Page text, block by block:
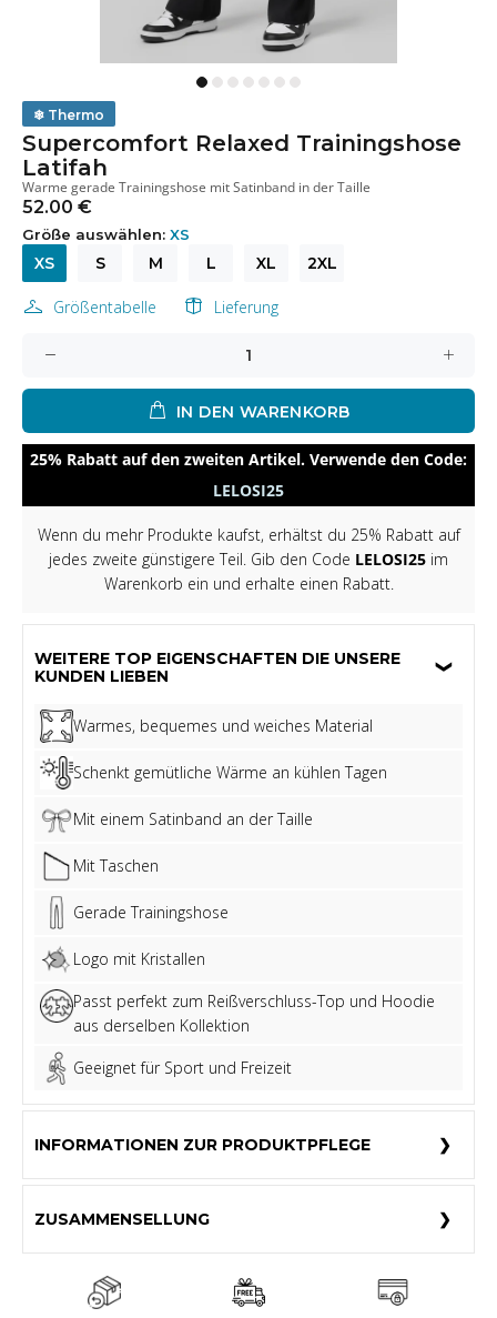
❄ Thermo
Supercomfort Relaxed Trainingshose
Latifah
Warme gerade Trainingshose mit Satinband in der Taille
52.00 €
Größe auswählen: XS
XS S M L XL 2XL
Größentabelle Lieferung
IN DEN WARENKORB
25% Rabatt auf den zweiten Artikel. Verwende den Code:
LELOSI25
Wenn du mehr Produkte kaufst, erhältst du 25% Rabatt auf
jedes zweite günstigere Teil. Gib den Code LELOSI25 im
Warenkorb ein und erhalte einen Rabatt.
WEITERE TOP EIGENSCHAFTEN DIE UNSERE
KUNDEN LIEBEN
Warmes, bequemes und weiches Material
Schenkt gemütliche Wärme an kühlen Tagen
Mit einem Satinband an der Taille
Mit Taschen
Gerade Trainingshose
Logo mit Kristallen
Passt perfekt zum Reißverschluss-Top und Hoodie
aus derselben Kollektion
Geeignet für Sport und Freizeit
INFORMATIONEN ZUR PRODUKTPFLEGE
ZUSAMMENSELLUNG